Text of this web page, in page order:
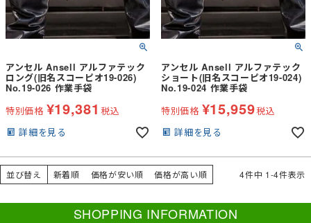
アンセル Ansell アルファテック
ロング(旧名スコーピオ19-026)
No.19-026 作業手袋
特別価格 ¥19,381 税込
詳細を見る
アンセル Ansell アルファテック
ショート(旧名スコーピオ19-024)
No.19-024 作業手袋
特別価格 ¥15,959税込
詳細を見る
並び替え 新着順 価格が安い順 価格が高い順 4件中 1-4件表示
SHOPPING INFORMATION